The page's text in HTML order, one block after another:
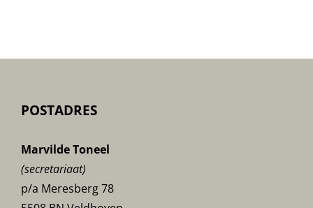
POSTADRES
Marvilde Toneel
(secretariaat)
p/a Meresberg 78